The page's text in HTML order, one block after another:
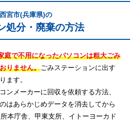
西宮市(兵庫県)の
処分・廃棄の方法
庭で不用になったパソコンは粗大ごみ
りません。ごみステーションに出す
ます。
ンメーカーに回収を依頼する方法、
はあらかじめデータを消去してから
本庁舎、甲東支所、イトーヨーカド